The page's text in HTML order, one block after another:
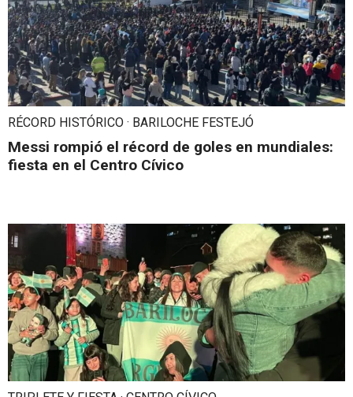
RÉCORD HISTÓRICO · BARILOCHE FESTEJÓ
Messi rompió el récord de goles en mundiales:
fiesta en el Centro Cívico